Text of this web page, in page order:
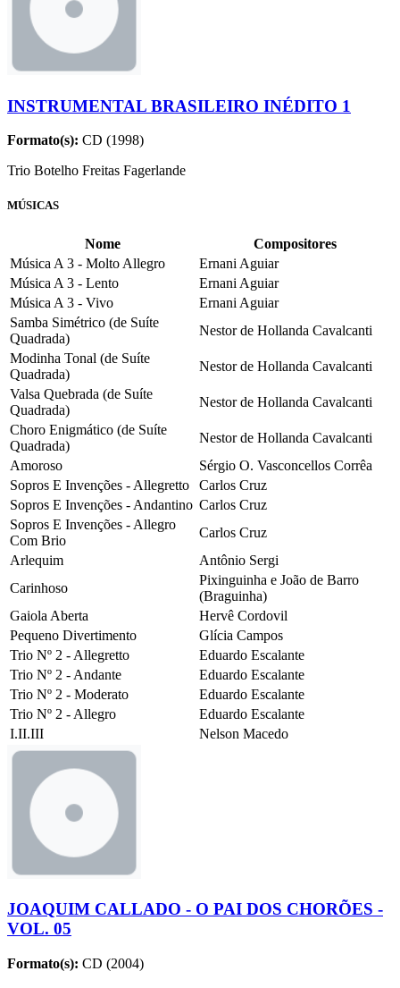
INSTRUMENTAL BRASILEIRO INÉDITO 1
Formato(s): CD (1998)
Trio Botelho Freitas Fagerlande
MÚSICAS
Nome
Compositores
Música A 3 - Molto Allegro
Ernani Aguiar
Música A 3 - Lento
Ernani Aguiar
Música A 3 - Vivo
Ernani Aguiar
Samba Simétrico (de Suíte
Quadrada)
Nestor de Hollanda Cavalcanti
Modinha Tonal (de Suíte
Quadrada)
Nestor de Hollanda Cavalcanti
Valsa Quebrada (de Suíte
Quadrada)
Nestor de Hollanda Cavalcanti
Choro Enigmático (de Suíte
Quadrada)
Nestor de Hollanda Cavalcanti
Amoroso
Sérgio O. Vasconcellos Corrêa
Sopros E Invenções - Allegretto
Carlos Cruz
Sopros E Invenções - Andantino Carlos Cruz
Sopros E Invenções - Allegro
Com Brio
Carlos Cruz
Arlequim
Antônio Sergi
Carinhoso
Pixinguinha e João de Barro
(Braguinha)
Gaiola Aberta
Hervê Cordovil
Pequeno Divertimento
Glícia Campos
Trio Nº 2 - Allegretto
Eduardo Escalante
Trio Nº 2 - Andante
Eduardo Escalante
Trio Nº 2 - Moderato
Eduardo Escalante
Trio Nº 2 - Allegro
Eduardo Escalante
I.II.III
Nelson Macedo
JOAQUIM CALLADO - O PAI DOS CHORÕES -
VOL. 05
Formato(s): CD (2004)